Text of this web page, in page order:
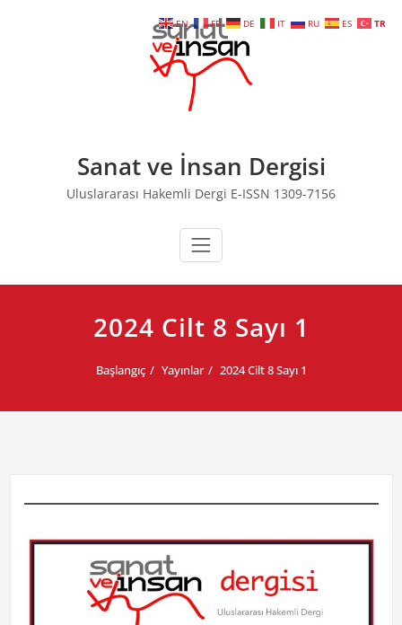
Sanat ve İnsan Dergisi
Uluslararası Hakemli Dergi E-ISSN 1309-7156
2024 Cilt 8 Sayı 1
Başlangıç Yayınlar 2024 Cilt 8 Sayı 1
EN FR DE IT RU ES TR